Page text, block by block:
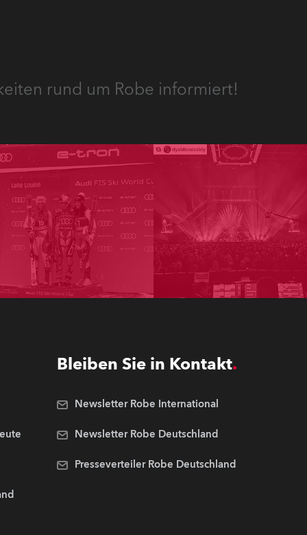
rund um Robe informiert!
Bleiben Sie in Kontakt
Newsletter Robe International
Newsletter Robe Deutschland
Presseverteiler Robe Deutschland